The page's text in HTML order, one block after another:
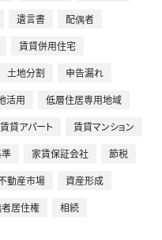
900
・水定休）
遺言書
配偶者
賃貸併用住宅
土地分割
申告漏れ
活用
低層住居専用地域
賃貸アパート
賃貸マンション
家賃保証会社
節税
動産市場
資産形成
居住権 相続